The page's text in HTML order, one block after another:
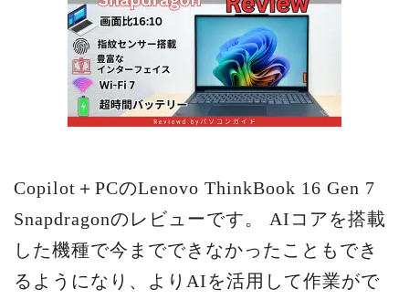
Copilot＋PCのLenovo ThinkBook 16 Gen 7
Snapdragonのレビューです。 AIコアを搭載
した機種で今までできなかったこともでき
るようになり、よりAIを活用して作業がで